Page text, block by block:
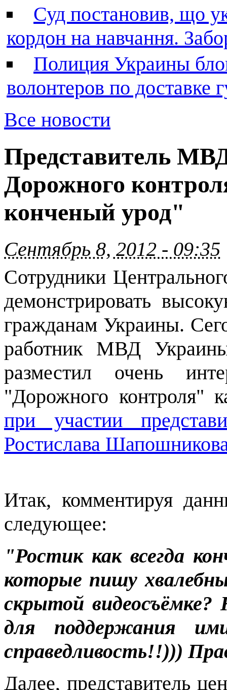
Суд постановив, що
кордон на навчання.
Полиция Украины
волонтеров по
Все новости
Представитель
Дорожного
конченый урод"
Сентябрь 8, 2012 - 09:35
Сотрудники
демонстрировать
гражданам Украины.
работник МВД
разместил очень
"Дорожного контроля"
при участии
Ростислава
Итак, комментируя
следующее:
"Ростик как всегда
которые пишу
скрытой
для поддержания
справедливость!!)))
Далее, представитель